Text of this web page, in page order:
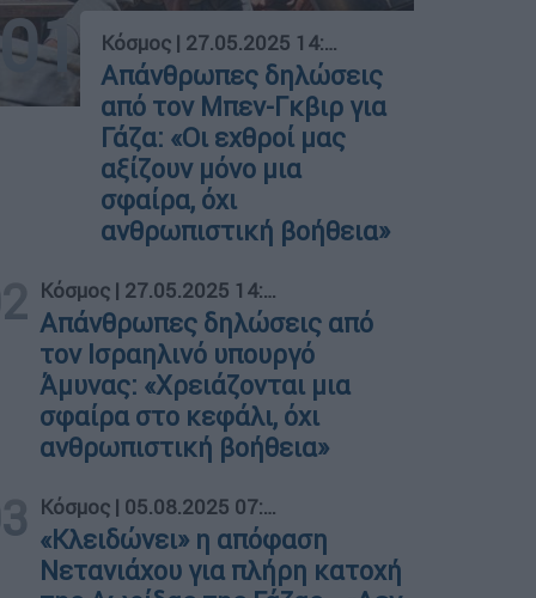
01 Κόσμος | 27.05.2025 14:30
Απάνθρωπες δηλώσεις
από τον Μπεν-Γκβιρ για
Γάζα: «Οι εχθροί μας
αξίζουν μόνο μια
σφαίρα, όχι
ανθρωπιστική βοήθεια»
Κόσμος | 27.05.2025 14:30
Απάνθρωπες δηλώσεις από
τον Ισραηλινό υπουργό
Άμυνας: «Χρειάζονται μια
σφαίρα στο κεφάλι, όχι
ανθρωπιστική βοήθεια»
Κόσμος | 05.08.2025 07:21
«Κλειδώνει» η απόφαση
Νετανιάχου για πλήρη κατοχή